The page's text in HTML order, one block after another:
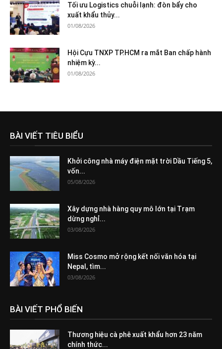
Tối ưu Logistics chuỗi lạnh: đòn bẩy cho
xuất khẩu thủy...
01/08/2026
Hội Cựu TNXP TP.HCM ra mắt Ban chấp hành
nhiệm kỳ...
01/08/2026
BÀI VIẾT TIÊU BIỂU
Khởi công nhà máy điện mặt trời Dầu Tiếng 5,
vốn...
05/08/2026
Xây dựng nhà hàng quy mô lớn tại Trạm
dừng nghỉ...
03/08/2026
Miss Cosmo mở rộng kết nối văn hóa tại
Nepal, tìm...
03/08/2026
BÀI VIẾT PHỔ BIẾN
Thương hiệu cà phê xuất khẩu hơn 23 năm
chính thức...